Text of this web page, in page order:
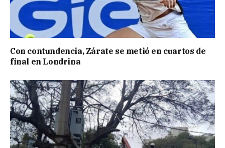
Con contundencia, Zárate se metió en cuartos de
final en Londrina